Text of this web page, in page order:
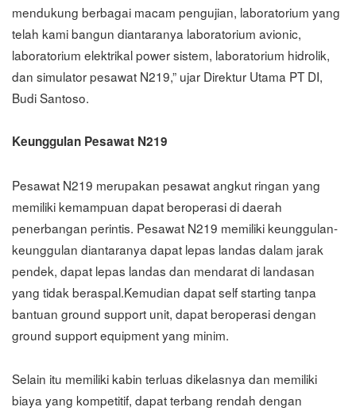
mendukung berbagai macam pengujian, laboratorium yang
telah kami bangun diantaranya laboratorium avionic,
laboratorium elektrikal power sistem, laboratorium hidrolik,
dan simulator pesawat N219,” ujar Direktur Utama PT DI,
Budi Santoso.
Keunggulan Pesawat N219
Pesawat N219 merupakan pesawat angkut ringan yang
memiliki kemampuan dapat beroperasi di daerah
penerbangan perintis. Pesawat N219 memiliki keunggulan-
keunggulan diantaranya dapat lepas landas dalam jarak
pendek, dapat lepas landas dan mendarat di landasan
yang tidak beraspal.Kemudian dapat self starting tanpa
bantuan ground support unit, dapat beroperasi dengan
ground support equipment yang minim.
Selain itu memiliki kabin terluas dikelasnya dan memiliki
biaya yang kompetitif, dapat terbang rendah dengan